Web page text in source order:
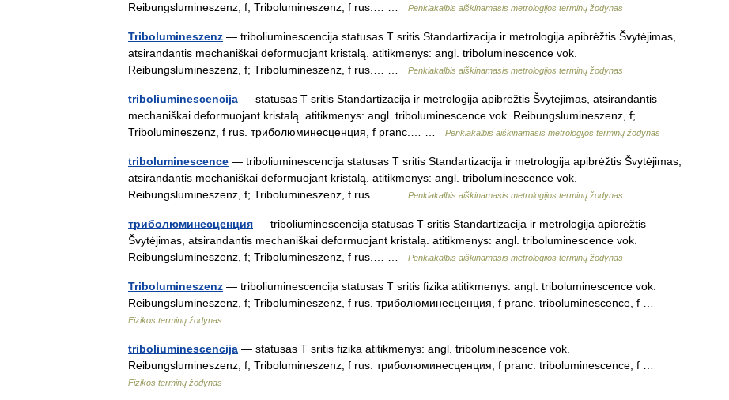
Reibungslumineszenz, f; Tribolumineszenz, f rus.… …
Penkiakalbis aiškinamasis metrologijos terminų žodynas
Tribolumineszenz — triboliuminescencija statusas T sritis Standartizacija ir metrologija apibrėžtis Švytėjimas,
atsirandantis mechaniškai deformuojant kristalą. atitikmenys: angl. triboluminescence vok.
Reibungslumineszenz, f; Tribolumineszenz, f rus.… …
Penkiakalbis aiškinamasis metrologijos terminų žodynas
triboliuminescencija — statusas T sritis Standartizacija ir metrologija apibrėžtis Švytėjimas, atsirandantis
mechaniškai deformuojant kristalą. atitikmenys: angl. triboluminescence vok. Reibungslumineszenz, f;
Tribolumineszenz, f rus. триболюминесценция, f pranc.… …
Penkiakalbis aiškinamasis metrologijos terminų žodynas
triboluminescence — triboliuminescencija statusas T sritis Standartizacija ir metrologija apibrėžtis Švytėjimas,
atsirandantis mechaniškai deformuojant kristalą. atitikmenys: angl. triboluminescence vok.
Reibungslumineszenz, f; Tribolumineszenz, f rus.… …
Penkiakalbis aiškinamasis metrologijos terminų žodynas
триболюминесценция — triboliuminescencija statusas T sritis Standartizacija ir metrologija apibrėžtis
Švytėjimas, atsirandantis mechaniškai deformuojant kristalą. atitikmenys: angl. triboluminescence vok.
Reibungslumineszenz, f; Tribolumineszenz, f rus.… …
Penkiakalbis aiškinamasis metrologijos terminų žodynas
Tribolumineszenz — triboliuminescencija statusas T sritis fizika atitikmenys: angl. triboluminescence vok.
Reibungslumineszenz, f; Tribolumineszenz, f rus. триболюминесценция, f pranc. triboluminescence, f …
Fizikos terminų žodynas
triboliuminescencija — statusas T sritis fizika atitikmenys: angl. triboluminescence vok.
Reibungslumineszenz, f; Tribolumineszenz, f rus. триболюминесценция, f pranc. triboluminescence, f …
Fizikos terminų žodynas